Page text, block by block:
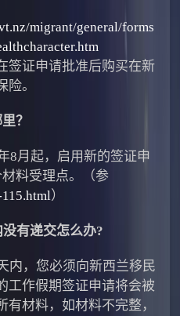
migrant/general/forms
签证申请批准后购买在新
。
？
月起，启用新的签证申
料受理点。（参
）
有递交怎么办?
，您必须向新西兰移民
工作假期签证申请将会被
材料，如材料不完整，